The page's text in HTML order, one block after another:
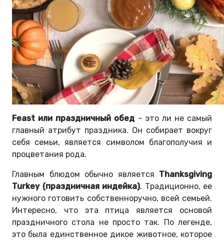
Feast или праздничный обед – это ли не самый
главный атрибут праздника. Он собирает вокруг
себя семьи, является символом благополучия и
процветания рода.
Главным блюдом обычно является Thanksgiving
Turkey (праздничная индейка). Традиционно, ее
нужного готовить собственноручно, всей семьей.
Интересно, что эта птица является основой
праздничного стола не просто так. По легенде,
это была единственное дикое животное, которое